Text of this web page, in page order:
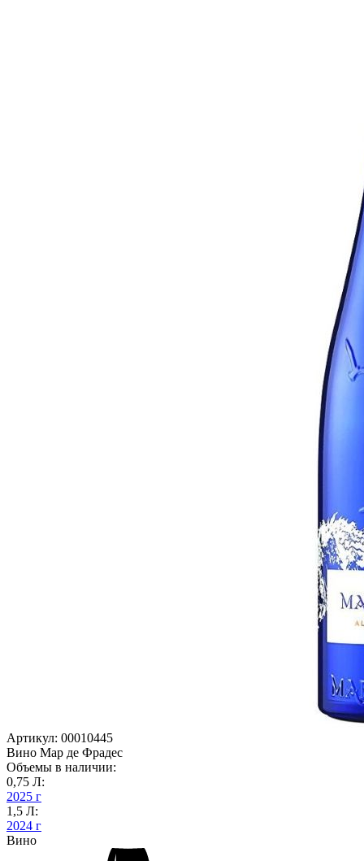
Артикул: 00010445
Вино Мар де Фрадес
Объемы в наличии:
0,75 Л:
2025 г
1,5 Л:
2024 г
Вино